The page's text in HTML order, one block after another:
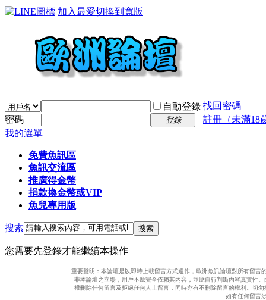
加入最愛切換到寬版
自動登錄 找回密碼
密碼
登錄
註冊（未滿18
我的選單
免費魚訊區
魚訊交流區
推廣得金幣
捐款換金幣或VIP
魚兒專用版
搜索 搜索
您需要先登錄才能繼續本操作
重要聲明：本論壇是以即時上載留言方式運作，歐洲魚訊論壇對所有留
非本論壇之立場，用戶不應完全依賴其內容，並應自行判斷內容真實性
權刪除任何留言及拒絕任何人士留言，同時亦有不刪除留言的權利。切
如有任何留言